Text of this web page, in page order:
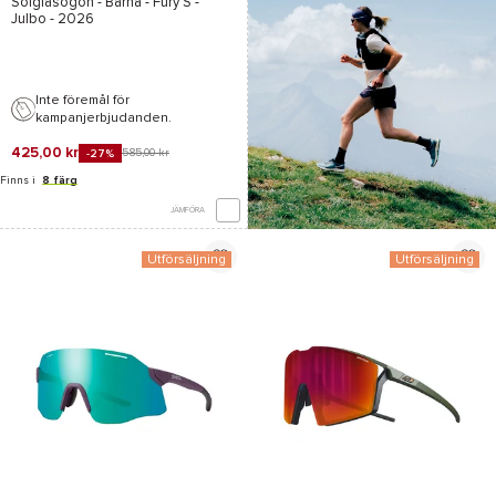
Julbo - 2026
Inte föremål för
kampanjerbjudanden.
425,00 kr -27% 585,00 kr
Finns i 8 färg
JÄMFÖRA
Utförsäljning Utförsäljning